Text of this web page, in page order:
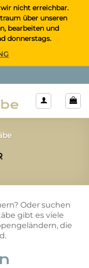
nicht erreichbar.
über unseren
bearbeiten und
donnerstags.
Oder suchen
gibt es viele
die